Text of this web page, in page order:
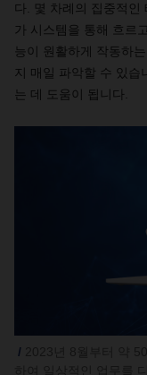
다. 몇 차례의 집중적인
가 시스템을 통해 흐르
능이 원활하게 작동하
지 매일 파악할 수 있습
는 데 도움이 됩니다.